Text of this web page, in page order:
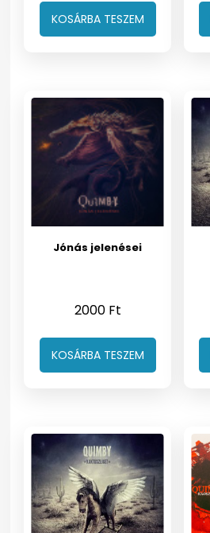
KOSÁRBA TESZEM
Jónás jelenései
2000 Ft
KOSÁRBA TESZEM